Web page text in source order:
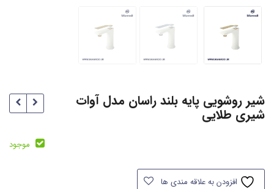
شیر روشویی پایه بلند راسان مدل آوات
شیری طلایی
موجود
افزودن به علاقه مندی ها